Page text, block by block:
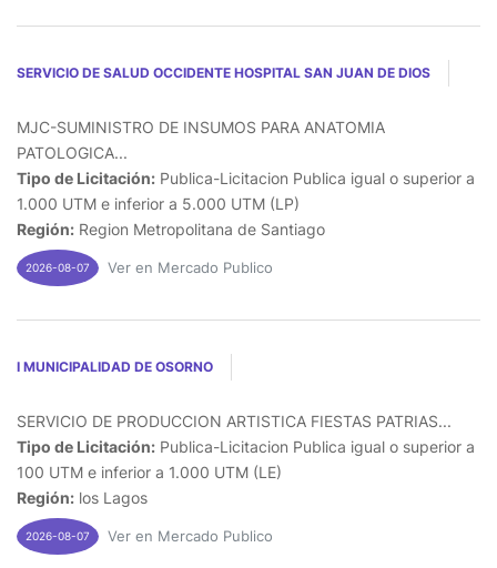
SERVICIO DE SALUD OCCIDENTE HOSPITAL SAN JUAN DE DIOS
MJC-SUMINISTRO DE INSUMOS PARA ANATOMIA
PATOLOGICA...
Tipo de Licitación: Publica-Licitacion Publica igual o superior a
1.000 UTM e inferior a 5.000 UTM (LP)
Región: Region Metropolitana de Santiago
2026-08-07 Ver en Mercado Publico
I MUNICIPALIDAD DE OSORNO
SERVICIO DE PRODUCCION ARTISTICA FIESTAS PATRIAS...
Tipo de Licitación: Publica-Licitacion Publica igual o superior a
100 UTM e inferior a 1.000 UTM (LE)
Región: los Lagos
2026-08-07 Ver en Mercado Publico